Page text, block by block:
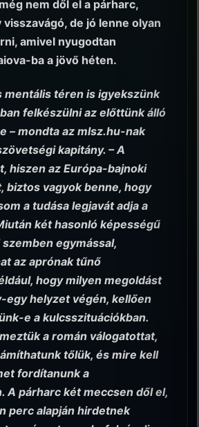
nem dől el a párharc,
visszavágó, de jó lenne olyan
amivel nyugodtan
ba a jövő héten.
mentális téren is igyekszünk
felkészülni az előttünk álló
– mondta az mlsz.hu-nak
kapitány. – A
hiszen az Európa-bajnoki
biztos vagyok benne, hogy
a tudása legjavát adja a
két hasonló képességű
egymással,
az aprónak tűnő
hogy milyen megoldást
egy helyzet végén, kellően
e a kulcsszituációkban.
a román válogatottat,
tőlük, és mire kell
fordítanunk a
A párharc két meccsen dől el,
perc alapján hirdetnek